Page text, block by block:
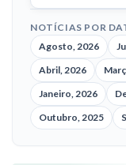
NOTÍCIAS POR
Agosto, 2026
Abril, 2026
Janeiro, 2026
Outubro, 2025